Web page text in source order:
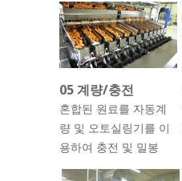
05 계량/충전
혼합된 원료를 자동계
량 및 오토실링기를 이
용하여 충전 및 밀봉